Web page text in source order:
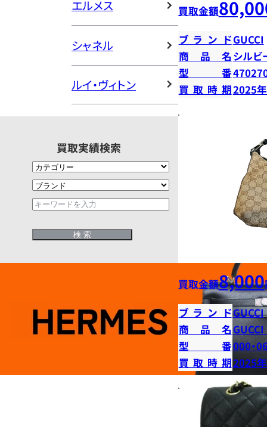
エルメス
シャネル
ルイ・ヴィトン
買取実績検索
買取金額
ブランドGUCCI
商品名 シルビ
型番
買取時期2025
買取金額8,000
ブランドGUCCI
商品名
型番000・
買取時期2025